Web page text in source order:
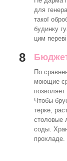
для
такої
будинку
цим
8
По
моющие
Чтобы
терке,
столовые
соды.
прохладе.